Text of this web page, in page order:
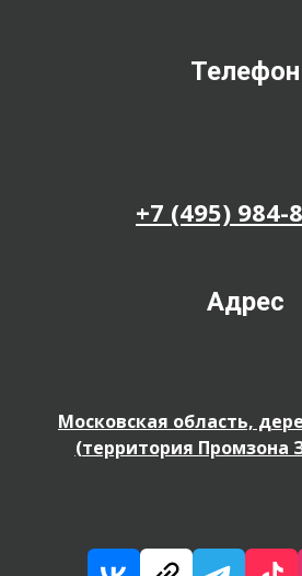
Телефон
+7 (495) 984-
Адрес
Московская область,
(территория Промзона